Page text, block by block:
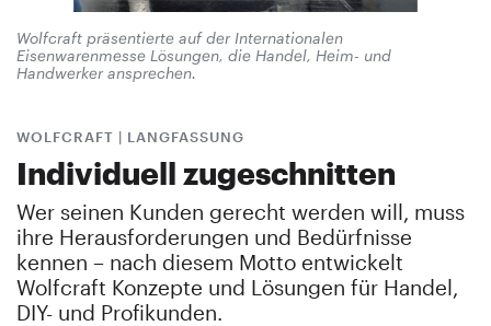
Wolfcraft präsentierte auf der Internationalen
Eisenwarenmesse Lösungen, die Handel, Heim- und
Handwerker ansprechen.
WOLFCRAFT | LANGFASSUNG
Individuell zugeschnitten
Wer seinen Kunden gerecht werden will, muss
ihre Herausforderungen und Bedürfnisse
kennen – nach diesem Motto entwickelt
Wolfcraft Konzepte und Lösungen für Handel,
DIY- und Profikunden.